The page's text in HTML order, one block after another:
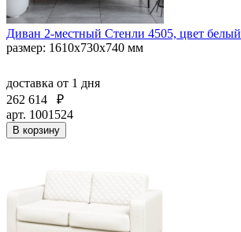
Диван 2-местный Стенли 4505, цвет белый
размер: 1610x730x740 мм
доставка от 1 дня
262 614
₽
арт. 1001524
В корзину